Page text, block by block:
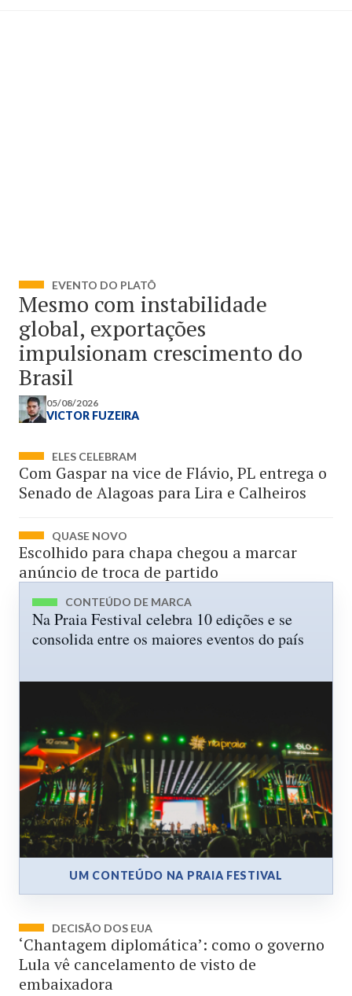
EVENTO DO PLATÔ
Mesmo com instabilidade
global, exportações
impulsionam crescimento do
Brasil
05/08/2026
VICTOR FUZEIRA
ELES CELEBRAM
Com Gaspar na vice de Flávio, PL entrega o
Senado de Alagoas para Lira e Calheiros
QUASE NOVO
Escolhido para chapa chegou a marcar
anúncio de troca de partido
CONTEÚDO DE MARCA
Na Praia Festival celebra 10 edições e se
consolida entre os maiores eventos do país
UM CONTEÚDO NA PRAIA FESTIVAL
DECISÃO DOS EUA
‘Chantagem diplomática’: como o governo
Lula vê cancelamento de visto de
embaixadora